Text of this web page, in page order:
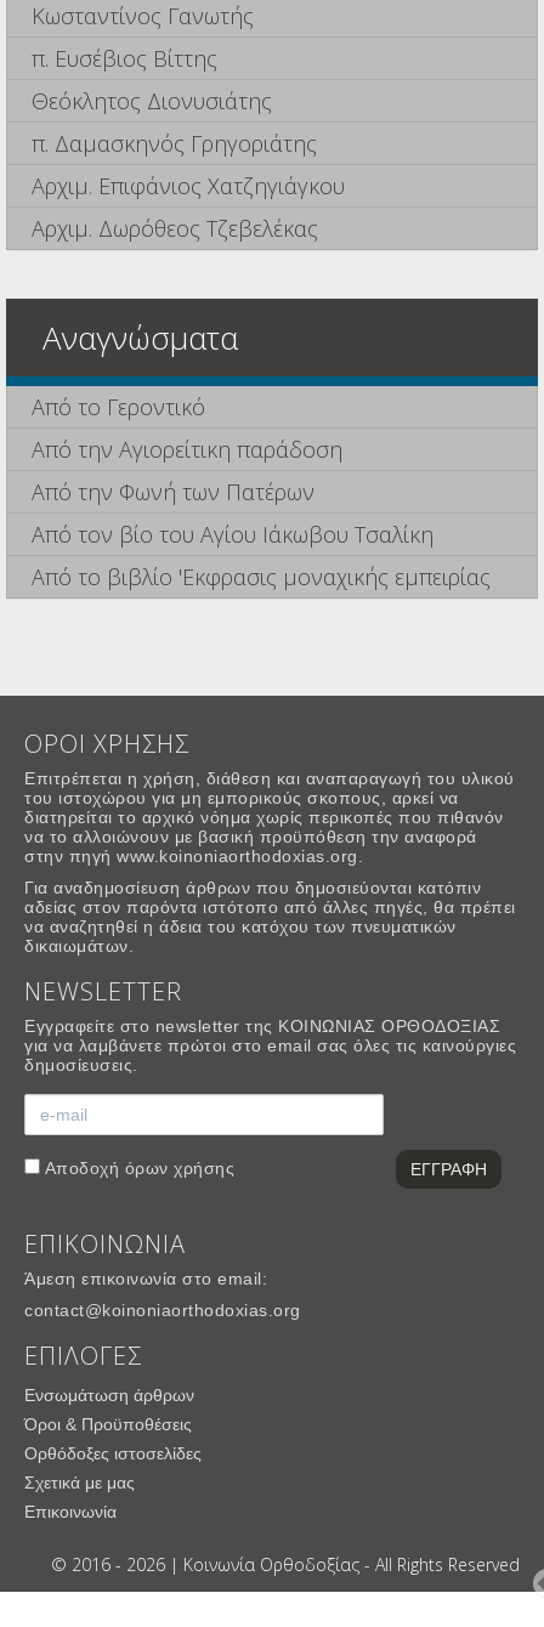
Κωσταντίνος Γανωτής
π. Ευσέβιος Βίττης
Θεόκλητος Διονυσιάτης
π. Δαμασκηνός Γρηγοριάτης
Αρχιμ. Επιφάνιος Χατζηγιάγκου
Αρχιμ. Δωρόθεος Τζεβελέκας
Αναγνώσματα
Από το Γεροντικό
Από την Αγιορείτικη παράδοση
Από την Φωνή των Πατέρων
Από τον βίο του Αγίου Ιάκωβου Τσαλίκη
Από το βιβλίο 'Εκφρασις μοναχικής εμπειρίας
ΟΡΟΙ ΧΡΗΣΗΣ
Επιτρέπεται η χρήση, διάθεση και αναπαραγωγή του υλικού
του ιστοχώρου για μη εμπορικούς σκοπους, αρκεί να
διατηρείται το αρχικό νόημα χωρίς περικοπές που πιθανόν
να το αλλοιώνουν με βασική προϋπόθεση την αναφορά
στην πηγή www.koinoniaorthodoxias.org.
Για αναδημοσίευση άρθρων που δημοσιεύονται κατόπιν
αδείας στον παρόντα ιστότοπο από άλλες πηγές, θα πρέπει
να αναζητηθεί η άδεια του κατόχου των πνευματικών
δικαιωμάτων.
NEWSLETTER
Εγγραφείτε στο newsletter της ΚΟΙΝΩΝΙΑΣ ΟΡΘΟΔΟΞΙΑΣ
για να λαμβάνετε πρώτοι στο email σας όλες τις καινούργιες
δημοσίευσεις.
Αποδοχή όρων χρήσης
ΕΠΙΚΟΙΝΩΝΙΑ
Άμεση επικοινωνία στο email:
contact@koinoniaorthodoxias.org
ΕΠΙΛΟΓΕΣ
Ενσωμάτωση άρθρων
Όροι & Προϋποθέσεις
Ορθόδοξες ιστοσελίδες
Σχετικά με μας
Επικοινωνία
© 2016 - 2026 | Κοινωνία Ορθοδοξίας - All Rights Reserved